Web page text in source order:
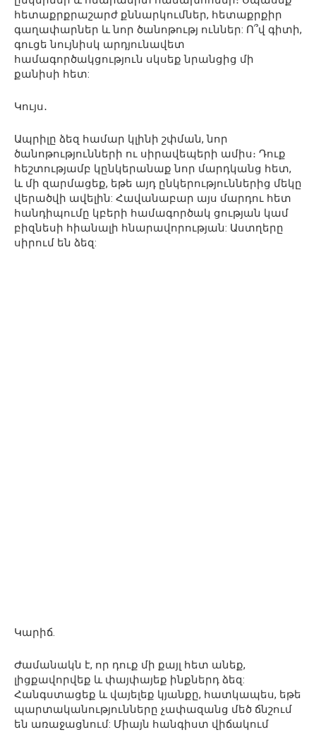
հետաքրքրաշարժ քննարկումներ, հետաքրքիր
գաղափարներ և նոր ծանոթությ ուններ: Ո՞վ գիտի,
գուցե նույնիսկ արդյունավետ
համագործակցություն սկսեք նրանցից մի
քանիսի հետ:
Կույս․
Ապրիլը ձեզ համար կլինի շփման, նոր
ծանոթությունների ու սիրավեպերի ամիս։ Դուք
հեշտությամբ կընկերանաք նոր մարդկանց հետ,
և մի զարմացեք, եթե այդ ընկերություններից մեկը
վերածվի ավելին: Հավանաբար այս մարդու հետ
հանդիպումը կբերի համագործակ ցության կամ
բիզնեսի հիանալի հնարավորության: Աստղերը
սիրում են ձեզ:
Կարիճ.
Ժամանակն է, որ դուք մի քայլ հետ անեք,
լիցքավորվեք և փայփայեք ինքներդ ձեզ:
Հանգստացեք և վայելեք կյանքը, հատկապես, եթե
պարտականությունները չափազանց մեծ ճնշում
են առաջացնում: Միայն հանգիստ վիճակում